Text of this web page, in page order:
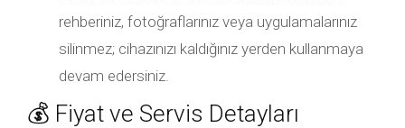
rehberiniz, fotoğraflarınız veya uygulamalarınız
silinmez; cihazınızı kaldığınız yerden kullanmaya
devam edersiniz.
💰 Fiyat ve Servis Detayları